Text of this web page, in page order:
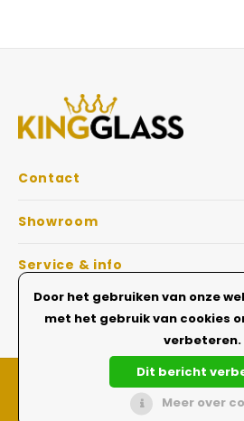
Contact
Showroom
Service & info
Dé Glazen wanden specialist
Door het gebruiken van onze
met het gebruik van cookies
verbeteren.
Dit bericht
Meer over